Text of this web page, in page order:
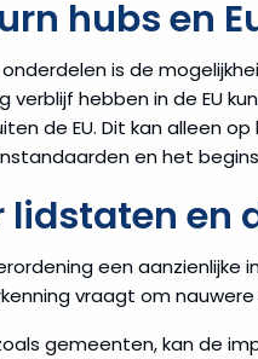
hubs en
is de
hebben in de EU
de EU. Dit kan alleen
en het
lidstaten en
een aanzienlijke
vraagt om
gemeenten, kan de